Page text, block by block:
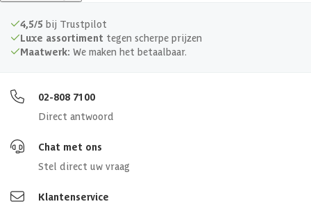
Bestel vandaag nog en bereid je voor op een ontspannen,
comfortabele tijd in jouw sauna. Maak van jouw sauna een oase van
luxe en precisie met deze stijlvolle thermometer.
4,5/5 bij Trustpilot
Luxe assortiment tegen scherpe prijzen
Maatwerk: We maken het betaalbaar.
02-808 7100
Direct antwoord
Chat met ons
Stel direct uw vraag
Klantenservice